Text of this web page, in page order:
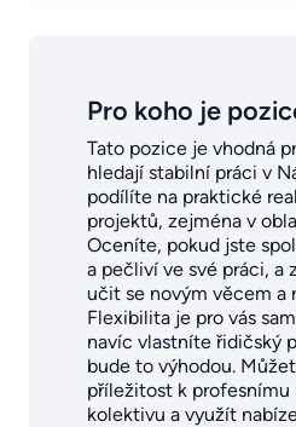
Pro koho je
Tato pozice je vhodná
hledají stabilní práci v
podílíte na praktické
projektů, zejména v
Oceníte, pokud jste
a pečliví ve své práci, a
učit se novým věcem a
Flexibilita je pro vás
navíc vlastníte řidičský
bude to výhodou.
příležitost k profesnímu
kolektivu a využít